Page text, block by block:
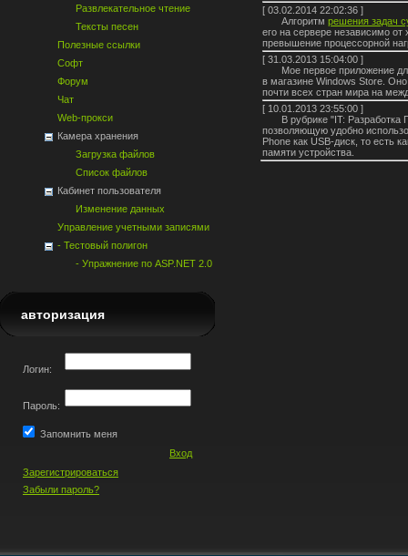
[ 03.02.2014 22:02:36 ]
Алгоритм решения задач
его на сервере независимо от
превышение процессорной
[ 31.03.2013 15:04:00 ]
Мое первое приложение
в магазине Windows Store.
почти всех стран мира на
[ 10.01.2013 23:55:00 ]
В рубрике "IT:
позволяющую удобно
Phone как USB-диск, то есть
памяти устройства.
Развлекательное чтение
Тексты песен
Полезные ссылки
Софт
Форум
Чат
Web-прокси
Камера хранения
Загрузка файлов
Список файлов
Кабинет пользователя
Изменение данных
Управление учетными записями
- Тестовый полигон
- Упражнение по ASP.NET 2.0
авторизация
Логин:
Пароль:
Запомнить меня
Вход
Зарегистрироваться
Забыли пароль?